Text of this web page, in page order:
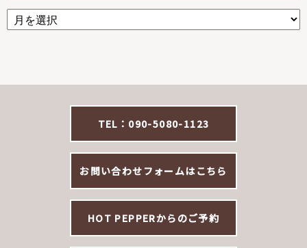
TEL：090-5080-1123
お問い合わせフォームはこちら
HOT PEPPERからのご予約